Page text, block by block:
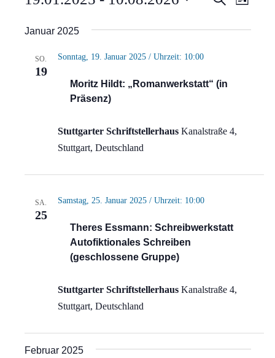
Liste
wählen.
Januar 2025
SO.
19
Moritz Hildt: „Romanwerkstatt“ (in
Präsenz)
Sonntag, 19. Januar 2025 / Uhrzeit: 10:00
Stuttgarter Schriftstellerhaus Kanalstraße 4,
Stuttgart, Deutschland
SA.
25
Theres Essmann: Schreibwerkstatt
Autofiktionales Schreiben
(geschlossene Gruppe)
Samstag, 25. Januar 2025 / Uhrzeit: 10:00
Stuttgarter Schriftstellerhaus Kanalstraße 4,
Stuttgart, Deutschland
Februar 2025